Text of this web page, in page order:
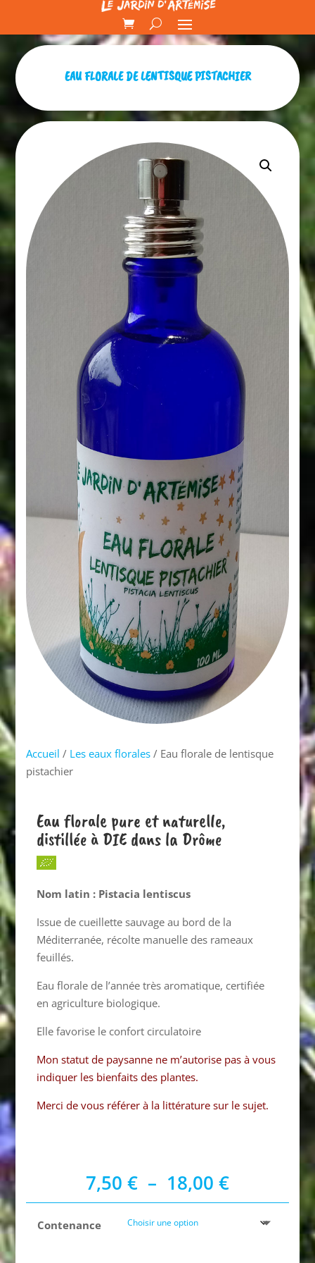
EAU FLORALE DE LENTISQUE PISTACHIER
Accueil / Les eaux florales / Eau florale de lentisque
pistachier
Eau florale pure et naturelle,
distillée à DIE dans la Drôme
Nom latin : Pistacia lentiscus
Issue de cueillette sauvage au bord de la
Méditerranée, récolte manuelle des rameaux
feuillés.
Eau florale de l’année très aromatique, certifiée
en agriculture biologique.
Elle favorise le confort circulatoire
Mon statut de paysanne ne m’autorise pas à vous
indiquer les bienfaits des plantes.
Merci de vous référer à la littérature sur le sujet.
7,50 € – 18,00 €Plage
de
prix :
Contenance